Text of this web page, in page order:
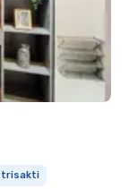
trisakti